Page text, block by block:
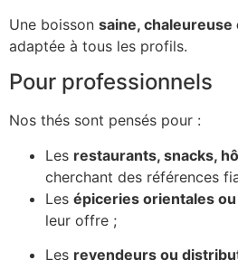
Une boisson saine,
adaptée à tous les profils.
Pour professionnels
Nos thés sont pensés pour :
Les restaurants, snacks,
cherchant des références
Les épiceries orientales
leur offre ;
Les revendeurs ou